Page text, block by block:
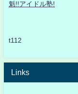
魁!!アイドル塾!
t112
Links